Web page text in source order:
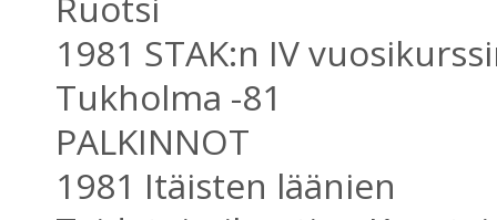
1981 STAK:n IV
Tukholma -81
PALKINNOT
1981 Itäisten läänien